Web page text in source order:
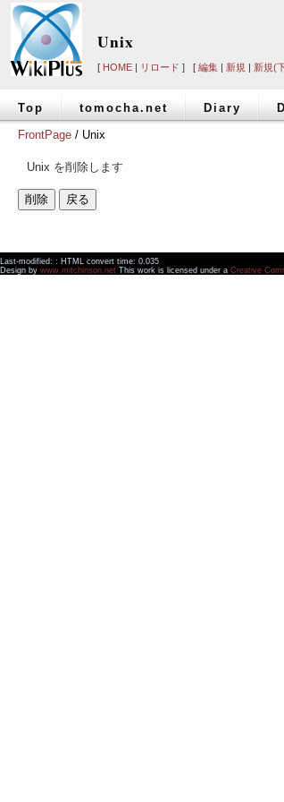
Unix
[ HOME | リロード ] [ 編集 | 新規 | 新規(
Top tomocha.net Diary
FrontPage / Unix
Unix を削除します
Last-modified: : HTML convert time: 0.035
Design by www.mitchinson.net This work is licensed under a Creative